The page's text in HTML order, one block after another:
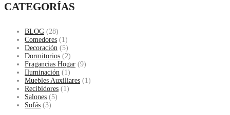
CATEGORÍAS
BLOG (28)
Comedores (1)
Decoración (5)
Dormitorios (2)
Fragancias Hogar (9)
Iluminación (1)
Muebles Auxiliares (1)
Recibidores (1)
Salones (5)
Sofás (3)